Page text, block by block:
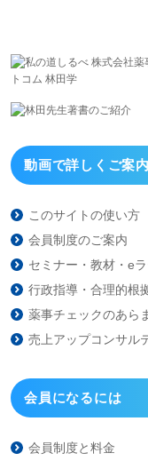
動画で詳しくご案内
このサイトの使い方
会員制度のご案内
セミナー・教材・e
行政指導・合理的根
薬事チェックのあら
売上アップコンサル
会員になるには
会員制度と料金